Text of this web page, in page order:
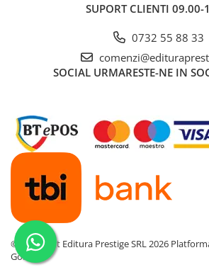
SUPORT CLIENTI 09.00-
0732 55 88 33
SOCIAL URMARESTE-NE IN
©Copyright Editura Prestige SRL 2026
Gomag